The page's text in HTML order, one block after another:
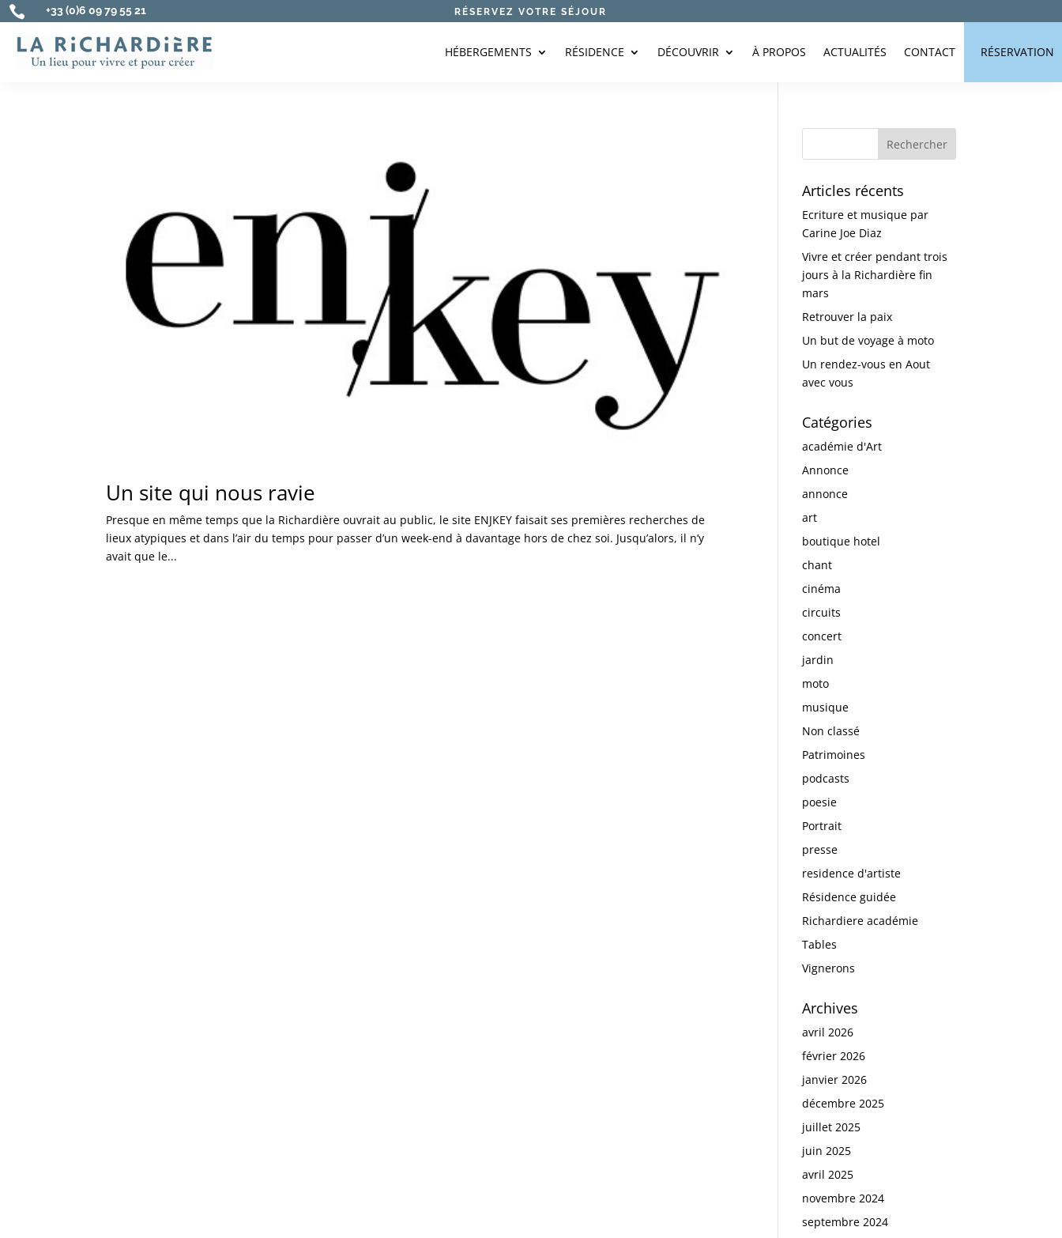
 +33 (0)6 09 79 55 21 RÉSERVEZ VOTRE SÉJOUR
HÉBERGEMENTS RÉSIDENCE DÉCOUVRIR À PROPOS ACTUALITÉS CONTACT RÉSERVATION
Un site qui nous ravie
Presque en même temps que la Richardière ouvrait au public, le site ENJKEY faisait ses premières recherches de
lieux atypiques et dans l’air du temps pour passer d’un week-end à davantage hors de chez soi. Jusqu’alors, il n’y
avait que le...
Articles récents
Ecriture et musique par
Carine Joe Diaz
Vivre et créer pendant trois
jours à la Richardière fin
mars
Retrouver la paix
Un but de voyage à moto
Un rendez-vous en Aout
avec vous
Catégories
académie d'Art
Annonce
annonce
art
boutique hotel
chant
cinéma
circuits
concert
jardin
moto
musique
Non classé
Patrimoines
podcasts
poesie
Portrait
presse
residence d'artiste
Résidence guidée
Richardiere académie
Tables
Vignerons
Archives
avril 2026
février 2026
janvier 2026
décembre 2025
juillet 2025
juin 2025
avril 2025
novembre 2024
septembre 2024